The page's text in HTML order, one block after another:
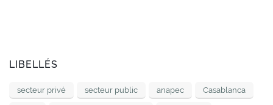
LIBELLÉS
secteur privé secteur public anapec Casablanca